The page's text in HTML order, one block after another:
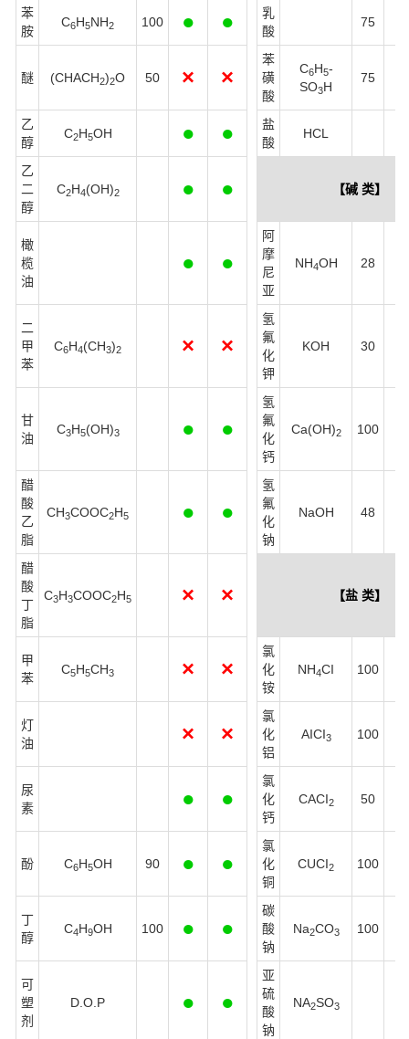
苯
胺
C6H5NH2 100 ● ●
乳
酸
75
醚 (CHACH2)2O 50 × ×
苯
磺
酸
C6H5-
SO3H
75
乙
醇
C2H5OH ● ●
盐
酸
HCL
乙
二
醇
C2H4(OH)2 ● ● 【碱 类】
橄
榄
油
● ●
阿
摩
尼
亚
NH4OH 28
二
甲
苯
C6H4(CH3)2 × ×
氢
氟
化
钾
KOH 30
甘
油
C3H5(OH)3 ● ●
氢
氟
化
钙
Ca(OH)2 100
醋
酸
乙
脂
CH3COOC2H5 ● ●
氢
氟
化
钠
NaOH 48
醋
酸
丁
脂
C3H3COOC2H5 × × 【盐 类】
甲
苯
C5H5CH3 × ×
氯
化
铵
NH4CI 100
灯
油
× ×
氯
化
铝
AICI3 100
尿
素
● ●
氯
化
钙
CACI2 50
酚 C6H5OH 90 ● ●
氯
化
铜
CUCI2 100
丁
醇
C4H9OH 100 ● ●
碳
酸
钠
Na2CO3 100
可
塑
剂
D.O.P ● ●
亚
硫
酸
钠
NA2SO3